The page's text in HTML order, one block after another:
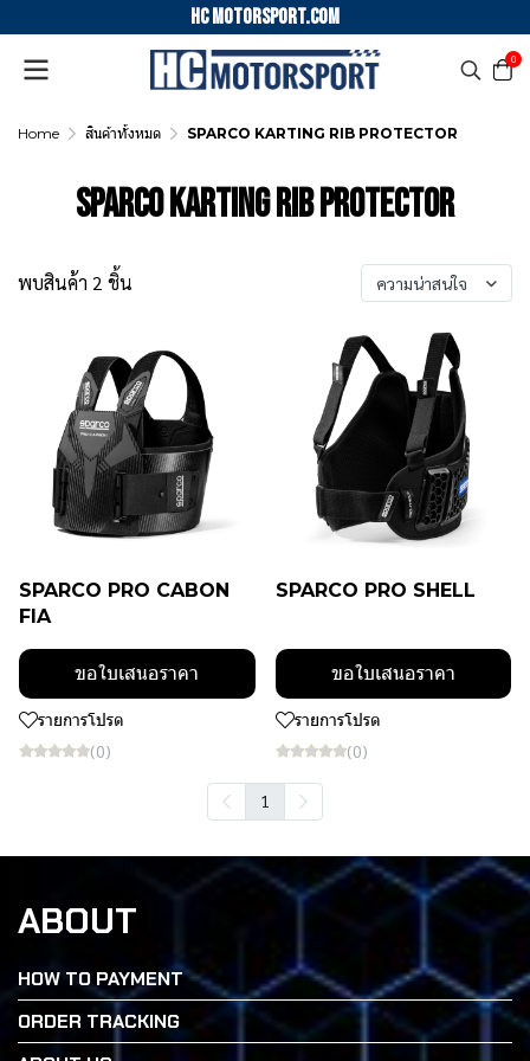
HC motorsport.COM
0
Home สินค้าทั้งหมด SPARCO KARTING RIB PROTECTOR
SPARCO KARTING RIB PROTECTOR
พบสินค้า 2 ชิ้น ความน่าสนใจ
SPARCO PRO CABON
FIA
ขอใบเสนอราคา
รายการโปรด
(0)
SPARCO PRO SHELL
ขอใบเสนอราคา
รายการโปรด
(0)
1
ABOUT
HOW TO PAYMENT
ORDER TRACKING